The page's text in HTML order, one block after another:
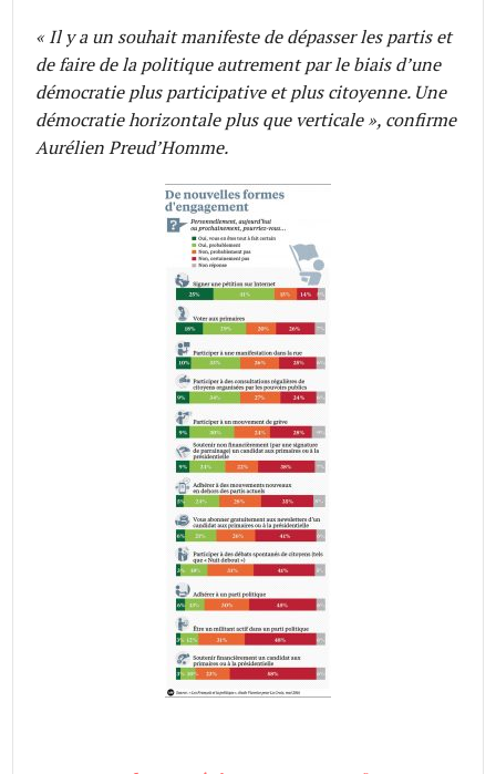
« Il y a un souhait manifeste de dépasser les partis et
de faire de la politique autrement par le biais d’une
démocratie plus participative et plus citoyenne. Une
démocratie horizontale plus que verticale », confirme
Aurélien Preud’Homme.